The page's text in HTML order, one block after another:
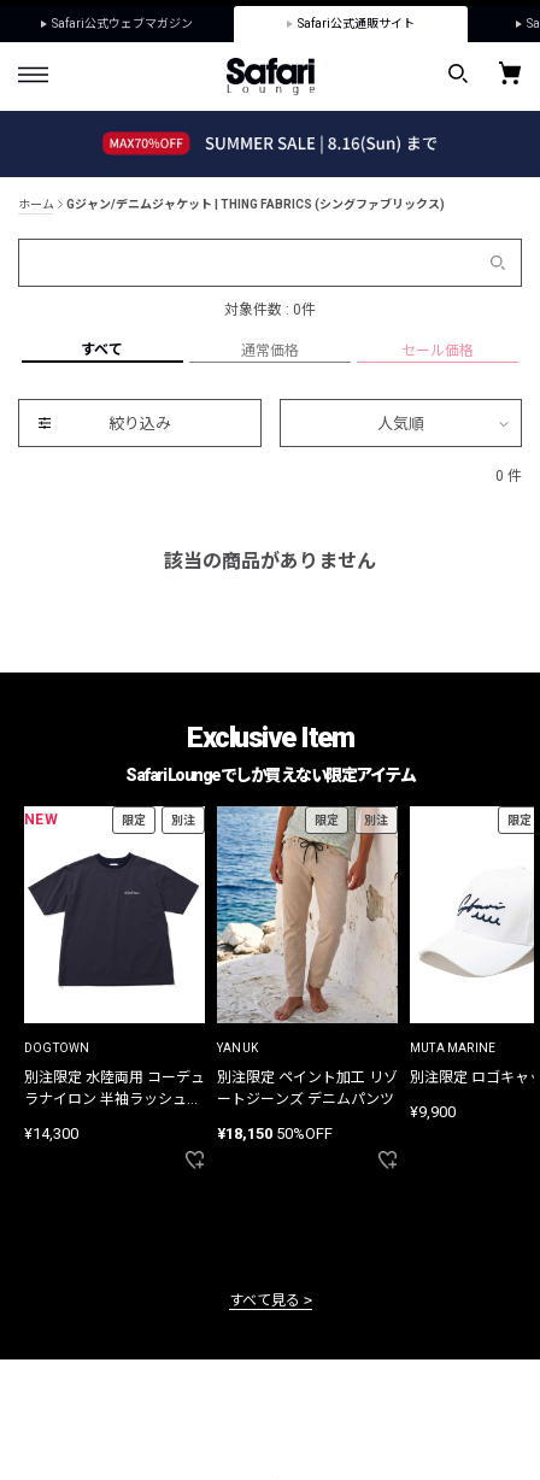
Safari公式ウェブマガジン Safari公式通販サイト
ホーム Gジャン/デニムジャケット | THING FABRICS (シングファブリックス)
対象件数 : 0件
すべて 通常価格 セール価格
絞り込み 人気順
0 件
該当の商品がありません
Exclusive Item
Safari Loungeでしか買えない限定アイテム
NEW 限定 別注
DOGTOWN
別注限定 水陸両用 コーデュ
ラナイロン 半袖ラッシュガ
¥14,300
限定 別注
YANUK
別注限定 ペイント加工 リゾ
ートジーンズ デニムパンツ
¥18,150 50%OFF
限定
MUTA MARINE
別注限定 ロゴキャ
¥9,900
すべて見る